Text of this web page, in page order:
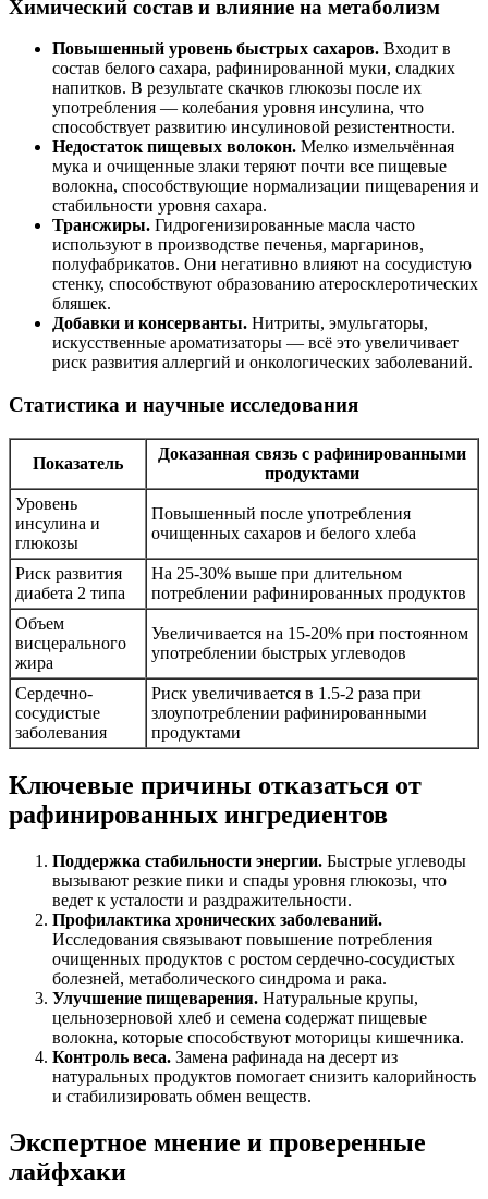
Химический состав и влияние на метаболизм
Повышенный уровень быстрых сахаров. Входит в
состав белого сахара, рафинированной муки, сладких
напитков. В результате скачков глюкозы после их
употребления — колебания уровня инсулина, что
способствует развитию инсулиновой резистентности.
Недостаток пищевых волокон. Мелко измельчённая
мука и очищенные злаки теряют почти все пищевые
волокна, способствующие нормализации пищеварения и
стабильности уровня сахара.
Трансжиры. Гидрогенизированные масла часто
используют в производстве печенья, маргаринов,
полуфабрикатов. Они негативно влияют на сосудистую
стенку, способствуют образованию атеросклеротических
бляшек.
Добавки и консерванты. Нитриты, эмульгаторы,
искусственные ароматизаторы — всё это увеличивает
риск развития аллергий и онкологических заболеваний.
Статистика и научные исследования
Показатель
Доказанная связь с рафинированными
продуктами
Уровень
инсулина и
глюкозы
Повышенный после употребления
очищенных сахаров и белого хлеба
Риск развития
диабета 2 типа
На 25-30% выше при длительном
потреблении рафинированных продуктов
Объем
висцерального
жира
Увеличивается на 15-20% при постоянном
употреблении быстрых углеводов
Сердечно-
сосудистые
заболевания
Риск увеличивается в 1.5-2 раза при
злоупотреблении рафинированными
продуктами
Ключевые причины отказаться от
рафинированных ингредиентов
Поддержка стабильности энергии. Быстрые углеводы
вызывают резкие пики и спады уровня глюкозы, что
ведет к усталости и раздражительности.
Профилактика хронических заболеваний.
Исследования связывают повышение потребления
очищенных продуктов с ростом сердечно-сосудистых
болезней, метаболического синдрома и рака.
Улучшение пищеварения. Натуральные крупы,
цельнозерновой хлеб и семена содержат пищевые
волокна, которые способствуют моторицы кишечника.
Контроль веса. Замена рафинада на десерт из
натуральных продуктов помогает снизить калорийность
и стабилизировать обмен веществ.
Экспертное мнение и проверенные
лайфхаки